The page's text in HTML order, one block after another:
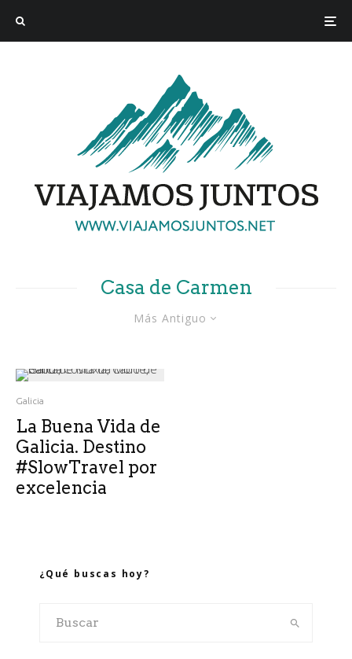
Casa de Carmen
Más Antiguo
Galicia
La Buena Vida de
Galicia. Destino
#SlowTravel por
excelencia
¿Qué buscas hoy?